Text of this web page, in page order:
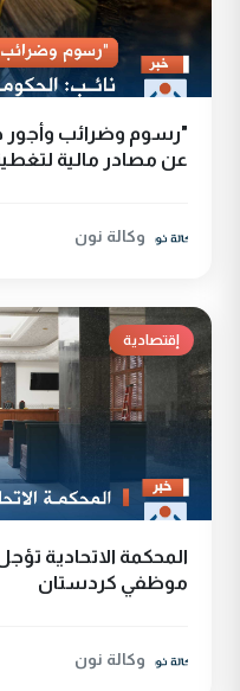
"رسوم وضرائب وأجور
عن مصادر مالية
وكالة نون
إقتصادية
المحكمة الاتحادية
موظفي كردستان
وكالة نون